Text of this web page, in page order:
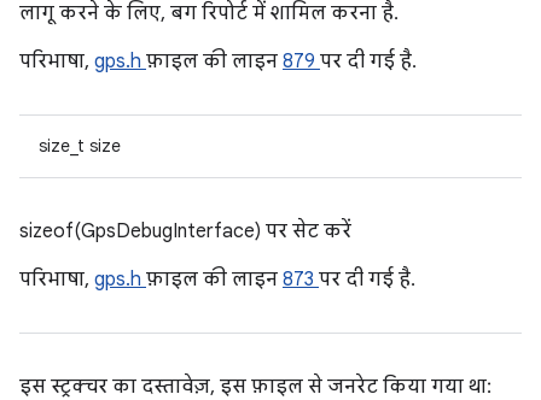
लागू करने के लिए, बग रिपोर्ट में शामिल करना है.
परिभाषा, gps.h फ़ाइल की लाइन 879 पर दी गई है.
size_t size
sizeof(GpsDebugInterface) पर सेट करें
परिभाषा, gps.h फ़ाइल की लाइन 873 पर दी गई है.
इस स्ट्रक्चर का दस्तावेज़, इस फ़ाइल से जनरेट किया गया था: